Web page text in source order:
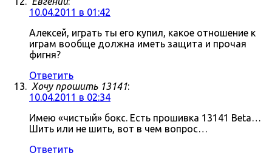
10.04.2011 в 01:42
Алексей, играть ты его купил, какое отношение к
играм вообще должна иметь защита и прочая
фигня?
Ответить
Хочу прошить 13141:
10.04.2011 в 02:34
Имею «чистый» бокс. Есть прошивка 13141 Beta…
Шить или не шить, вот в чем вопрос…
Ответить